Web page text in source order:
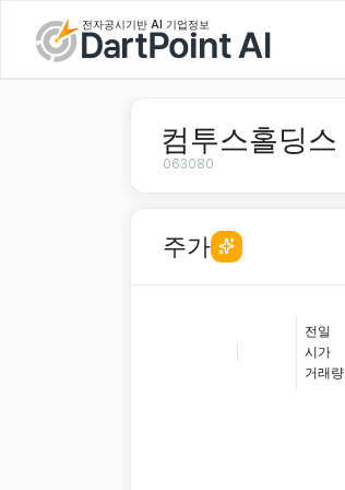
전자공시기반 AI 기업정보
컴투스홀딩스
063080
주가
전일
시가
거래량